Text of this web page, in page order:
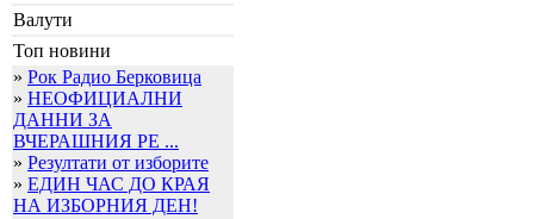
Валути
Топ новини
» Рок Радио Берковица
» НЕОФИЦИАЛНИ
ДАННИ ЗА
ВЧЕРАШНИЯ РЕ ...
» Резултати от изборите
» ЕДИН ЧАС ДО КРАЯ
НА ИЗБОРНИЯ ДЕН!